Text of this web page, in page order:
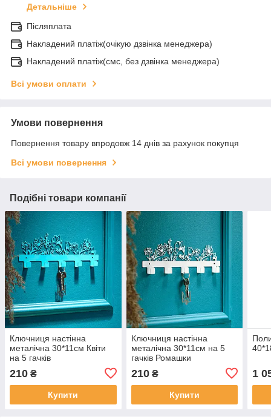
Детальніше
Післяплата
Накладений платіж(очікую дзвінка менеджера)
Накладений платіж(смс, без дзвінка менеджера)
Всі умови оплати
Умови повернення
Повернення товару впродовж 14 днів за рахунок покупця
Всі умови повернення
Подібні товари компанії
Ключниця настінна
металічна 30*11см Квіти
на 5 гачків
210 ₴
Купити
Ключниця настінна
металічна 30*11см на 5
гачків Ромашки
210₴
Купити
1